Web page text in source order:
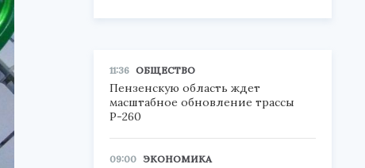
11:36 ОБЩЕСТВО
Пензенскую область ждет
масштабное обновление трассы
Р-260
09:00 ЭКОНОМИКА